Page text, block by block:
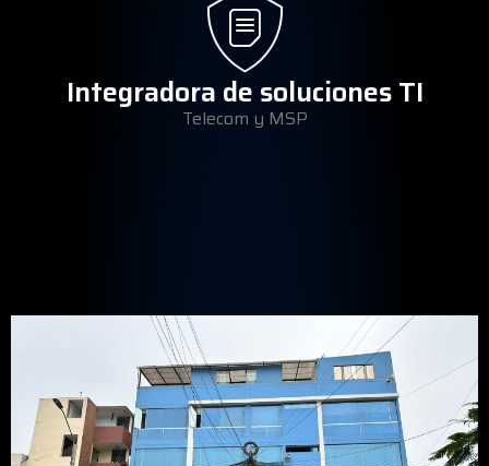
Integradora de soluciones TI
Telecom y MSP